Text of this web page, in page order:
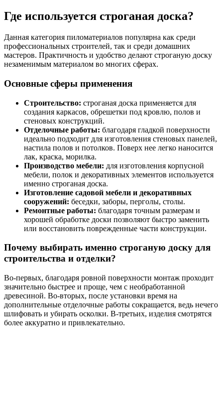
Где используется строганая доска?
Данная категория пиломатериалов популярна как среди
профессиональных строителей, так и среди домашних
мастеров. Практичность и удобство делают строганую доску
незаменимым материалом во многих сферах.
Основные сферы применения
Строительство: строганая доска применяется для
создания каркасов, обрешетки под кровлю, полов и
стеновых конструкций.
Отделочные работы: благодаря гладкой поверхности
идеально подходит для изготовления стеновых панелей,
настила полов и потолков. Поверх нее легко наносится
лак, краска, морилка.
Производство мебели: для изготовления корпусной
мебели, полок и декоративных элементов используется
именно строганая доска.
Изготовление садовой мебели и декоративных
сооружений: беседки, заборы, перголы, столы.
Ремонтные работы: благодаря точным размерам и
хорошей обработке доски позволяют быстро заменить
или восстановить поврежденные части конструкции.
Почему выбирать именно строганую доску для
строительства и отделки?
Во-первых, благодаря ровной поверхности монтаж проходит
значительно быстрее и проще, чем с необработанной
древесиной. Во-вторых, после установки время на
дополнительные отделочные работы сокращается, ведь нечего
шлифовать и убирать осколки. В-третьих, изделия смотрятся
более аккуратно и привлекательно.